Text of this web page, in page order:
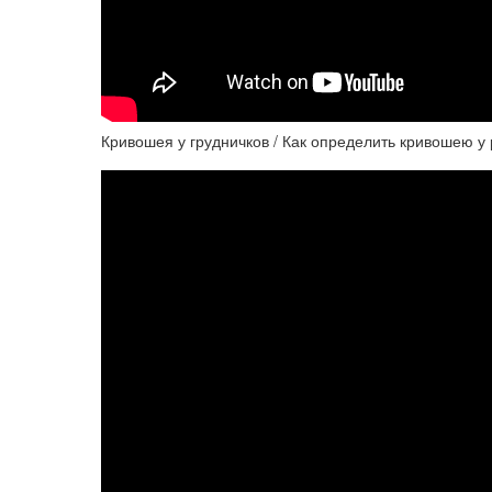
Кривошея у грудничков / Как определить кривошею у